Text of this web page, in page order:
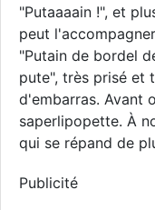
"Putaaaain !", et
peut
"Putain de bordel
pute", très prisé et
d'embarras. Avant
saperlipopette. À
qui se répand de
Publicité